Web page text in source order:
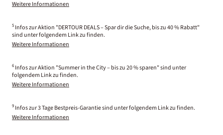
Weitere Informationen
5 Infos zur Aktion "DERTOUR DEALS – Spar dir die Suche, bis zu 40 % Rabatt"
sind unter folgendem Link zu finden.
Weitere Informationen
6 Infos zur Aktion "Summer in the City – bis zu 20 % sparen" sind unter
folgendem Link zu finden.
Weitere Informationen
9 Infos zur 3 Tage Bestpreis-Garantie sind unter folgendem Link zu finden.
Weitere Informationen